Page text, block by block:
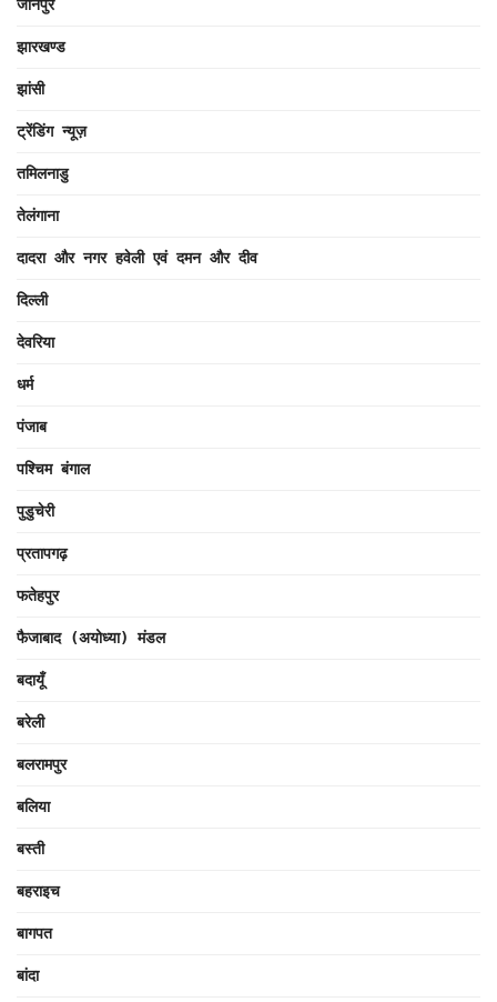
जौनपुर
झारखण्ड
झांसी
ट्रेंडिंग न्यूज़
तमिलनाडु
तेलंगाना
दादरा और नगर हवेली एवं दमन और दीव
दिल्ली
देवरिया
धर्म
पंजाब
पश्चिम बंगाल
पुडुचेरी
प्रतापगढ़
फतेहपुर
फैजाबाद (अयोध्या) मंडल
बदायूँ
बरेली
बलरामपुर
बलिया
बस्ती
बहराइच
बागपत
बांदा